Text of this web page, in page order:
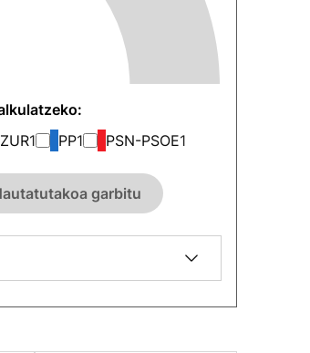
1 PP1 PSN-PSOE1
garbitu